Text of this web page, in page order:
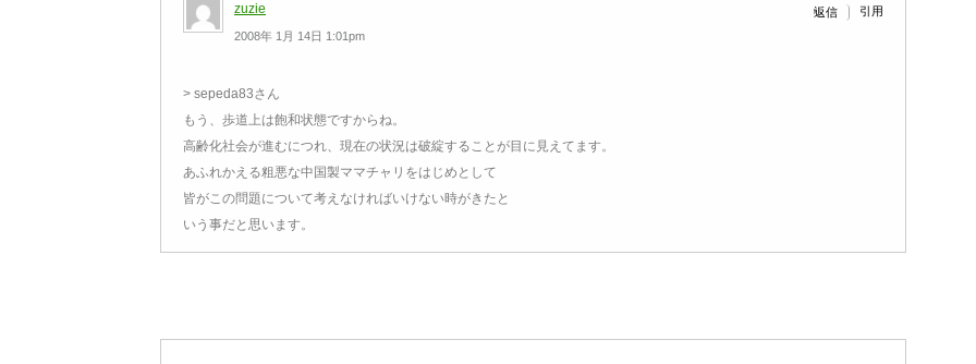
zuzie
2008年 1月 14日 1:01pm
返信 引用
> sepeda83さん
もう、歩道上は飽和状態ですからね。
高齢化社会が進むにつれ、現在の状況は破綻することが目に見えてます。
あふれかえる粗悪な中国製ママチャリをはじめとして
皆がこの問題について考えなければいけない時がきたと
いう事だと思います。